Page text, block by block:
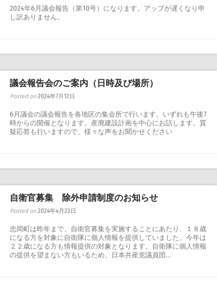
2024年6月議会報告（第10号）になります。アップが遅くなり申
し訳ありません。
議会報告会のご案内（日時及び場所）
Posted on 2024年7月12日
6月議会の議会報告を各地区の集会所で行います。いずれも午後7
時からの開催となります。産廃建設計画を中心にお話します。質
疑応答も行いますので、様々な声をお聞かせください
自衛官募集 除外申請制度のお知らせ
Posted on 2024年4月23日
忠岡町は昨年まで、自衛官募集を実施することにあたり、１８歳
になる方を対象に自衛隊に個人情報を提供していました。今年は
２２歳になる方も情報提供の対象となります。自衛隊に個人情報
の提供を望まない方もいるため、日本共産党議員団…